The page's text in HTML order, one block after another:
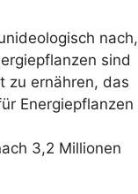
nach,
sind
zu ernähren, das
Energiepflanzen
3,2 Millionen